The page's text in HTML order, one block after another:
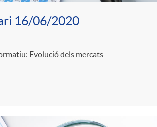
16/06/2020
Evolució dels mercats